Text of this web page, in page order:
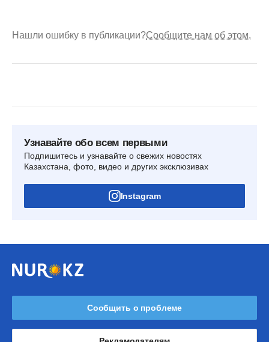
Нашли ошибку в публикации?Сообщите нам об этом.
Узнавайте обо всем первыми
Подпишитесь и узнавайте о свежих новостях
Казахстана, фото, видео и других эксклюзивах
Instagram
Сообщить о проблеме